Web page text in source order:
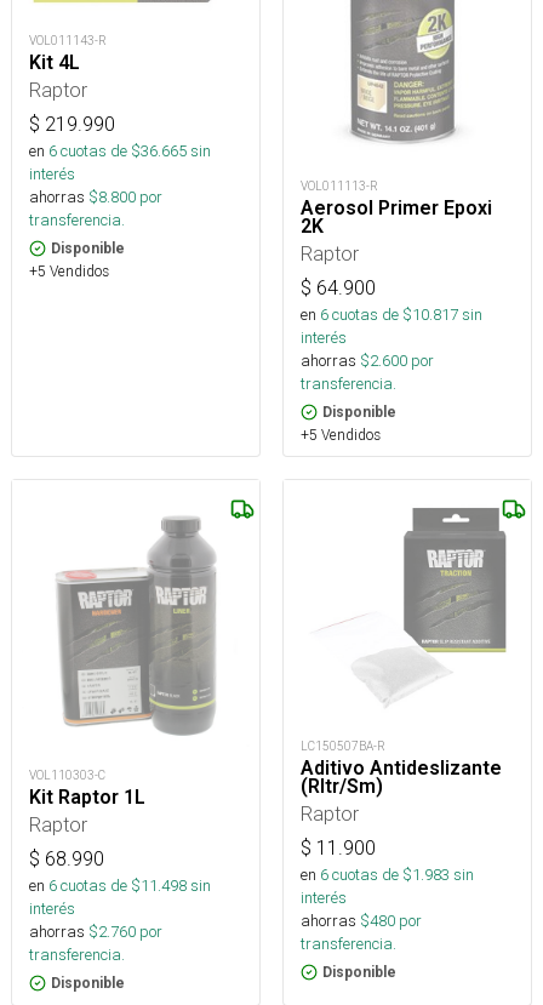
VOL011143-R
Kit 4L
Raptor
$ 219.990
en 6cuotas de $36.665sin
interés
ahorras $8.800 por
transferencia.
Disponible
+5 Vendidos
VOL011113-R
Aerosol Primer Epoxi
2K
Raptor
$ 64.900
en 6cuotas de $10.817sin
interés
ahorras $2.600 por
transferencia.
Disponible
+5 Vendidos
VOL110303-C
Kit Raptor 1L
Raptor
$ 68.990
en 6cuotas de $11.498sin
interés
ahorras $2.760 por
transferencia.
Disponible
LC150507BA-R
Aditivo Antideslizante
(Rltr/Sm)
Raptor
$ 11.900
en 6cuotas de $1.983 sin
interés
ahorras $480 por
transferencia.
Disponible